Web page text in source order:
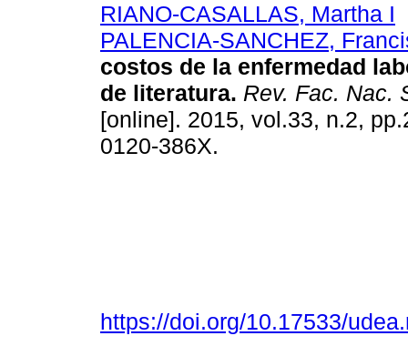
RIANO-CASALLAS, Martha I
PALENCIA-SANCHEZ,
costos de la enfermedad
de literatura. Rev. Fac. Nac.
[online]. 2015, vol.33, n.2,
0120-386X.
https://doi.org/10.17533/